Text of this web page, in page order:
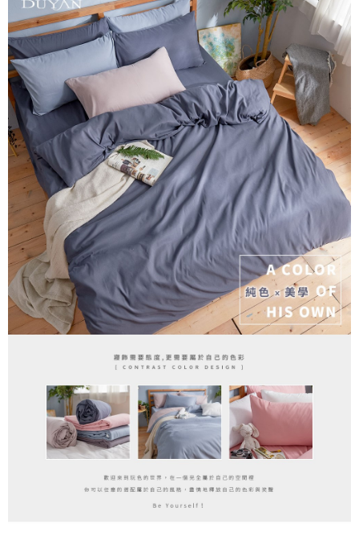
【大哥付你分期使用說明】
1.本服務由台灣大哥大提供，台灣大哥大用戶可立即使用無須另外申請。
2.付款方式選擇「大哥付你分期」，訂單成立後會自動跳轉到大哥付的交易
流程，驗證手機門號後，選擇欲分期的期數、繳款截止日，確認付款後即完
成交易。
3.實際核准額度、可分期數及費用金額請依後續交易確認頁面所載為準。
4.訂單成立30分鐘內，如未前往確認交易或遇審核未通過，訂單將自動取
消。如遇「轉專審核」未通過狀況，表示未達大哥付你分期系統評分，恕無
法說明評估內容。
【繳款方式說明】
1.分期款項不併入電信帳單，「大哥付你分期」於每月結算日後寄送繳費提
醒簡訊。
2.透過簡訊連結打開帳單後，可選擇「超商條碼／台灣大直營門市／銀行轉
帳／街口支付／iPASS MONEY」等通路繳費。
【注意事項】
1.本服務係由「台灣大哥大股份有限公司」（以下簡稱本公司）所提供，讓
用戶於交易時，得透過本服務購買商品或服務，並由商店將買賣／分期付款
買賣價金債權讓與本公司後，依約使用本公司帳單繳交帳款。
2.基於同意付款使用「大哥付你分期」之契約關係目的，商店將以您的個人
資料（包含姓名、電話或地址）提供予台灣大哥大進項蒐集、處理及利用，
由本公司與您本人進行分期帳單所需資料之確認、核對及更正。
3.完整用戶服務條款，請詳閱以下連結： https://oppay.tw/userRule
AFTEE先享後付
相關說明
【關於「AFTEE先享後付」】
AFTEE先享後付是「在收到商品之後才付款」的支付方式。 讓您購物簡單
便利好安心！
１．簡單：不需註冊會員、不需綁卡、不需儲值。
２．便利：只要手機號碼，簡訊認證，即可結帳。
３．安心：先確認商品／服務後，再付款。
【「AFTEE先享後付」結帳流程】
１．於結帳方式選擇「AFTEE先享後付」後，將跳轉至「AFTEE先享後付」
結帳頁面，進行簡訊認證並確認金額後，即可完成結帳。
２．訂單成立數日內，您將收到繳費通知簡訊。
３．收到繳費通知簡訊後14天內，點擊此簡訊中的連結，可透過四大超商／
ATM／網路銀行／等多元方式進行付款，方視為交易完成。
※ 請注意：結帳手續完成當下不需立刻繳費，但若您需要取消訂單，請聯絡
購買商品的店家。未經商家同意取消之訂單仍視為有效，需透過AFTEE先享
後付繳納相關費用。
※ 交易是否成功請以「AFTEE先享後付 」之結帳頁面顯示為準，若有關於
是否繳費成功／繳費後需取消欲退款等相關疑問，請聯繫「AFTEE先享後付
客戶支援中心」https://netprotections.freshdesk.com/support/home
１．透過由恩沛科技股份有限公司提供之「AFTEE先享後付」服務完成之交
權轉讓予恩沛科技股份有限公司。
２．關於個人資料處理事宜，請瀏覽以下網址：
https://aftee.tw/terms/#terms3
３．未成年的使用者請事先徵得法定代理人或監護人之同意方可使用
「AFTEE先享後付」，若未經同意申辦者引起之損失，本公司不負相關責
４．使用「AFTEE先享後付」時，將依據個別帳號之用戶狀況，依本公司即
時審查核予不同之上限額度；若仍有額度不足之情形，本公司將視審查結果
Hami Point
相關說明
「Hami Point」為中華電信所提供之點數服務，可於會員專區綁定中華電信
會員帳號後，即可在購物車使用 Hami Point 折抵消費金額 (1點等於1元)。
ATM付款
運送方式
全家取貨付款
每筆NT$60，滿NT$699(含以上)免運費
付款後全家取貨
每筆NT$60，滿NT$699(含以上)免運費
7-11取貨付款
每筆NT$60，滿NT$999(含以上)免運費
付款後7-11取貨
每筆NT$60，滿NT$999(含以上)免運費
新竹貨運
每筆NT$80，滿NT$999(含以上)免運費